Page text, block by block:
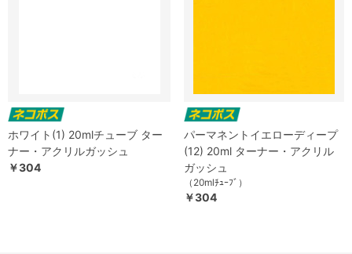
ホワイト(1) 20mlチューブ ター
ナー・アクリルガッシュ
￥304
パーマネントイエローディープ
(12) 20ml ターナー・アクリル
ガッシュ
（20mlﾁｭｰﾌﾞ）
￥304